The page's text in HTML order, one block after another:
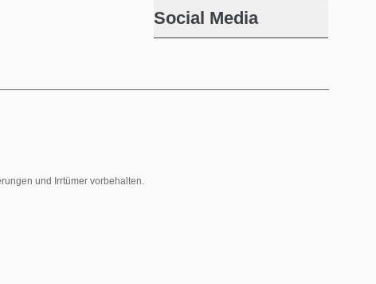
Social Media
und Irrtümer vorbehalten.